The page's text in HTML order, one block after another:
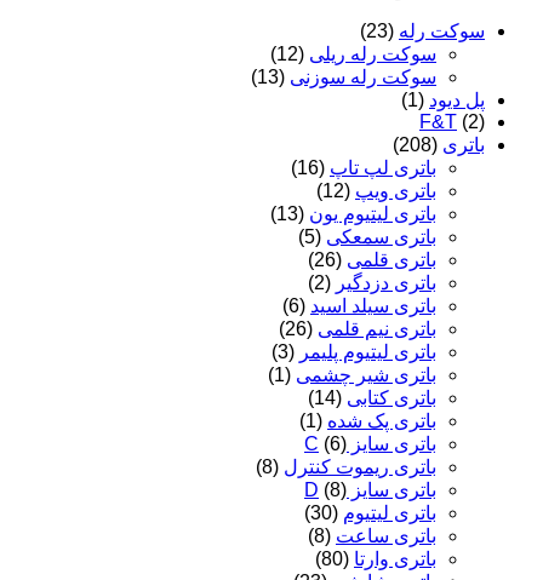
سوکت رله (23)
سوکت رله ریلی (12)
سوکت رله سوزنی (13)
پل دیود (1)
F&T (2)
باتری (208)
باتری لپ تاپ (16)
باتری ویپ (12)
باتری لیتیوم یون (13)
باتری سمعکی (5)
باتری قلمی (26)
باتری دزدگیر (2)
باتری سیلد اسید (6)
باتری نیم قلمی (26)
باتری لیتیوم پلیمر (3)
باتری شیر چشمی (1)
باتری کتابی (14)
باتری پک شده (1)
باتری سایز C (6)
باتری ریموت کنترل (8)
باتری سایز D (8)
باتری لیتیوم (30)
باتری ساعت (8)
باتری وارتا (80)